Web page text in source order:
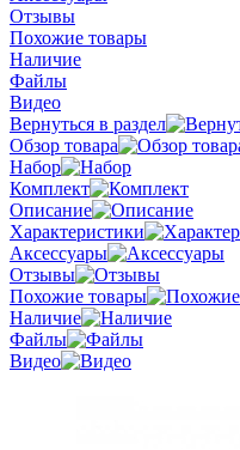
Отзывы
Похожие товары
Наличие
Файлы
Видео
Вернуться в раздел
Обзор товара
Набор
Комплект
Описание
Характеристики
Аксессуары
Отзывы
Похожие товары
Наличие
Файлы
Видео